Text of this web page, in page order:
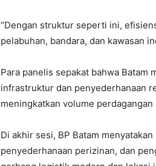
“Dengan struktur seperti ini,
pelabuhan, bandara, dan kawasan
Para panelis sepakat bahwa
infrastruktur dan penyederhanaan
meningkatkan volume perdagangan
Di akhir sesi, BP Batam
penyederhanaan perizinan, dan